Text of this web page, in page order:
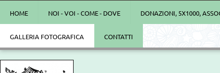
HOME NOI - VOI - COME - DOVE DONAZIONI, 5X1000,
GALLERIA FOTOGRAFICA CONTATTI